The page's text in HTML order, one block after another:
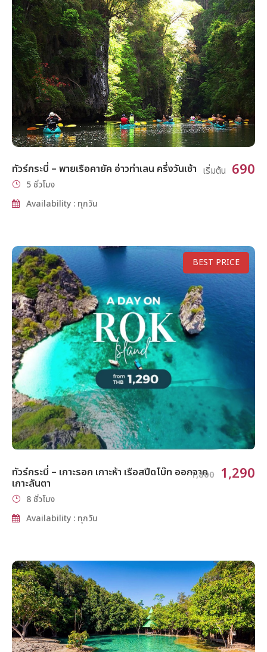
ทัวร์กระบี่ – พายเรือคายัค อ่าวท่าเลน ครึ่งวันเช้า เริ่มต้น 690
5 ชั่วโมง
Availability : ทุกวัน
BEST PRICE
ทัวร์กระบี่ – เกาะรอก เกาะห้า เรือสปีดโบ๊ท ออกจาก
เกาะลันตา
1,800 1,290
8 ชั่วโมง
Availability : ทุกวัน